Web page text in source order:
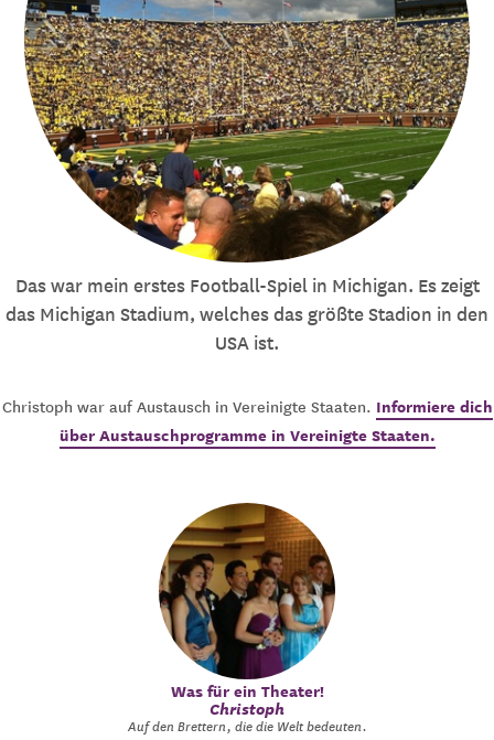
Das war mein erstes Football-Spiel in Michigan. Es zeigt
das Michigan Stadium, welches das größte Stadion in den
USA ist.
Christoph war auf Austausch in Vereinigte Staaten. Informiere dich
über Austauschprogramme in Vereinigte Staaten.
Was für ein Theater!
Christoph
Auf den Brettern, die die Welt bedeuten.